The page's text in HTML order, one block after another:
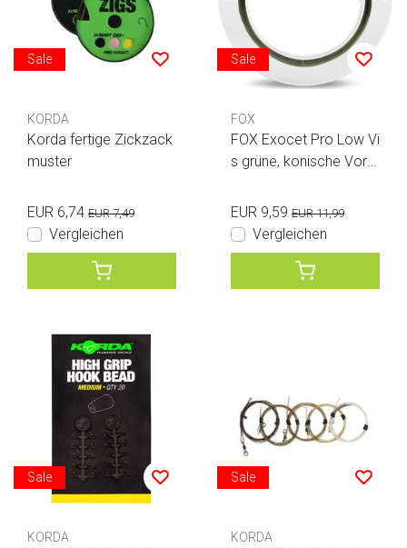
Sale
KORDA
Korda fertige Zickzack
muster
EUR 6,74 EUR 7,49
Vergleichen
Sale
FOX
FOX Exocet Pro Low Vi
s grüne, konische Vorfä
mm 3 Stück
EUR 9,59 EUR 11,99
Vergleichen
Sale
KORDA
Sale
KORDA